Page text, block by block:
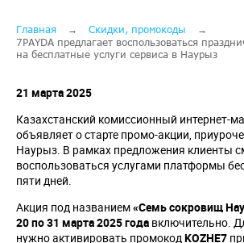
Строка
навигации
Главная
Скидки, промокоды
7PAYDA предлагает воспользоваться
на бесплатные услуги сервиса в Наурыз
21 марта 2025
Казахстанский комиссионный интернет-
объявляет о старте промо-акции,
Наурыз. В рамках предложения клиенты
воспользоваться услугами платформы
пяти дней.
Акция под названием«Семь сокровищ
20 по 31 марта 2025 года включительно.
нужно активировать промокодKOZHE7